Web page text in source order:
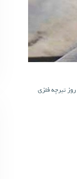
تیرچه فلزی